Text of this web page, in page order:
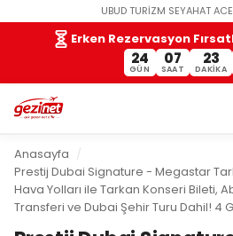
UBUD TURİZM SEYAHAT
Erken Rezervasyon
24
GÜN
07
SAAT
23
DAKIKA
Anasayfa
Prestij Dubai Signature - Megastar
Hava Yolları ile Tarkan Konseri Bileti,
Transferi ve Dubai Şehir Turu Dahil! 4